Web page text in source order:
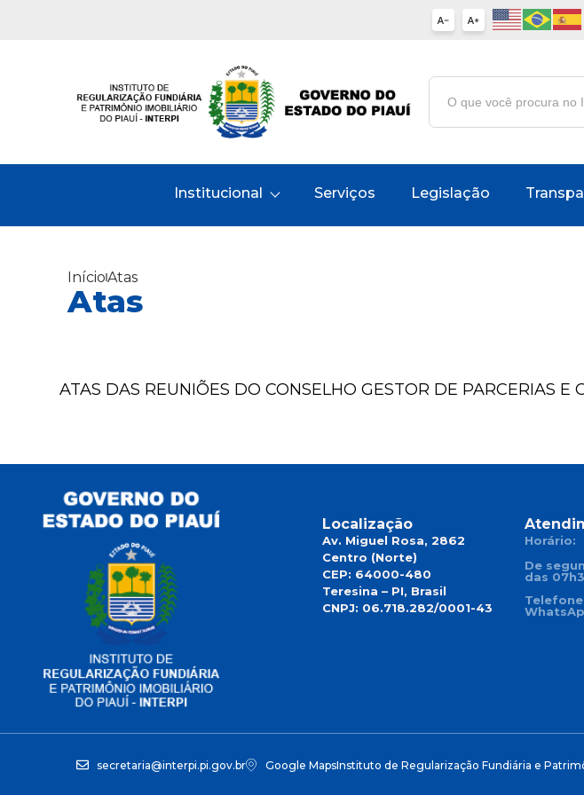
Institucional Serviços Legislação
InícioAtas
Atas
ATAS DAS REUNIÕES DO CONSELHO GESTOR DE PARCERIAS E
Localização
Av. Miguel Rosa, 2862
Centro (Norte)
CEP: 64000-480
Teresina – PI, Brasil
CNPJ: 06.718.282/0001-43
Horário:
De
das
secretaria@interpi.pi.gov.br Google MapsInstituto de Regularização Fundiária e